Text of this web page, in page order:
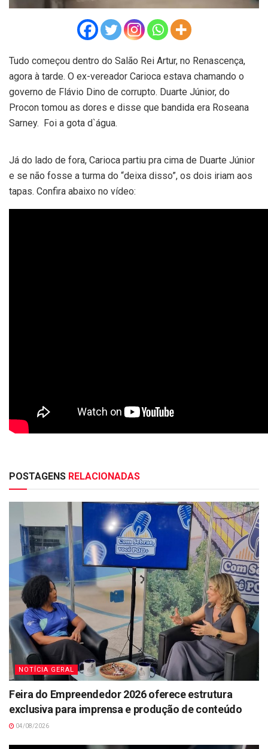
Tudo começou dentro do Salão Rei Artur, no Renascença,
agora à tarde. O ex-vereador Carioca estava chamando o
governo de Flávio Dino de corrupto. Duarte Júnior, do
Procon tomou as dores e disse que bandida era Roseana
Sarney. Foi a gota d`água.
Já do lado de fora, Carioca partiu pra cima de Duarte Júnior
e se não fosse a turma do “deixa disso”, os dois iriam aos
tapas. Confira abaixo no vídeo:
POSTAGENS RELACIONADAS
NOTÍCIA GERAL
Feira do Empreendedor 2026 oferece estrutura
exclusiva para imprensa e produção de conteúdo
04/08/2026